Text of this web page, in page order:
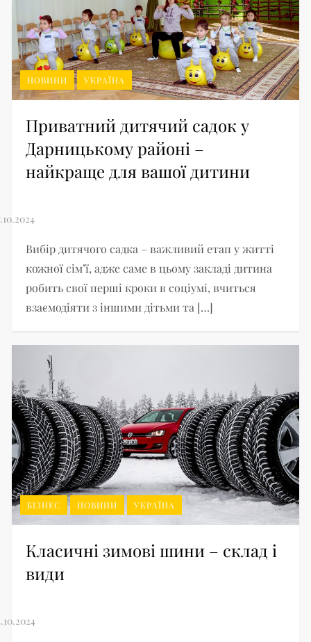
НОВИНИ УКРАЇНА
Приватний дитячий садок у
Дарницькому районі –
найкраще для вашої дитини
Вибір дитячого садка – важливий етап у житті
кожної сім’ї, адже саме в цьому закладі дитина
робить свої перші кроки в соціумі, вчиться
взаємодіяти з іншими дітьми та […]
БІЗНЕС НОВИНИ УКРАЇНА
Класичні зимові шини – склад і
види